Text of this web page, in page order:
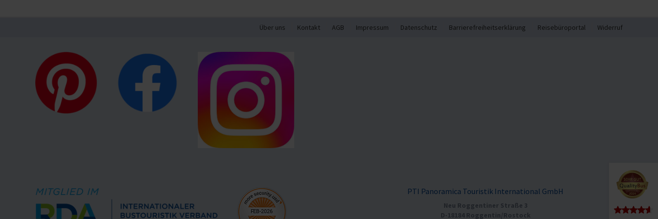
Über uns Kontakt AGB Impressum Datenschutz Barrierefreiheitserklärung Reisebüroportal Widerruf
PTI Panoramica Touristik International GmbH
Neu Roggentiner Straße 3
D-18184 Roggentin/Rostock